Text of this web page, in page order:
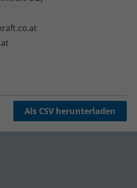
Als CSV herunterladen